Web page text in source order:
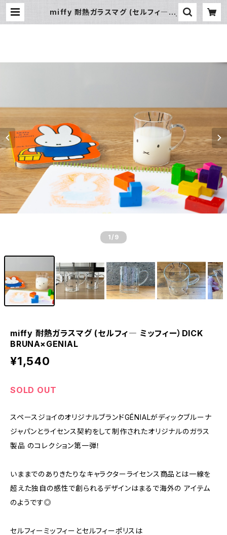
miffy 耐熱ガラスマグ (セルフィ― ミ
1 /9
miffy 耐熱ガラスマグ (セルフィ― ミッフィー）DICK
BRUNA×GENIAL
¥1,540
SOLD OUT
スペースジョイのオリジナルブランドGÉNIALがディックブルーナ
ジャパンとライセンス契約をして制作されたオリジナルのガラス
製品 のコレクション第一弾！
いままでのありきたりなキャラクターライセンス商品とは一線を
超えた独自の感性で創られるデザインはまるで海外の アイテム
のようです◎
セルフィーミッフィーとセルフィーポリスは